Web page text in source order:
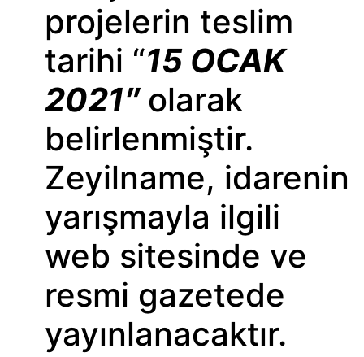
projelerin teslim
tarihi “15 OCAK
2021″ olarak
belirlenmiştir.
Zeyilname, idarenin
yarışmayla ilgili
web sitesinde ve
resmi gazetede
yayınlanacaktır.